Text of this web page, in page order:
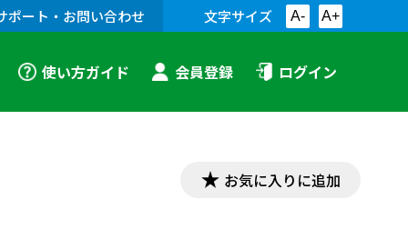
ポート・お問い合わせ 文字サイズ A- A+
使い方ガイド 会員登録 ログイン
お気に入りに追加